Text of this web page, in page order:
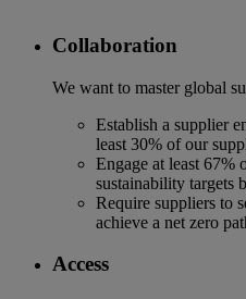
Collaboration
We want to master global
Establish a supplier
least 30% of our
Engage at least 67%
sustainability targets
Require suppliers to
achieve a net zero
Access